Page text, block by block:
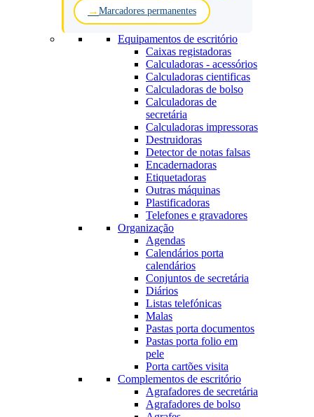
Marcadores permanentes
Equipamentos de escritório
Caixas registadoras
Calculadoras - acessórios
Calculadoras cientificas
Calculadoras de bolso
Calculadoras de
secretária
Calculadoras impressoras
Destruidoras
Detector de notas falsas
Encadernadoras
Etiquetadoras
Outras máquinas
Plastificadoras
Telefones e gravadores
Organização
Agendas
Calendários porta
calendários
Conjuntos de secretária
Diários
Listas telefónicas
Malas
Pastas porta documentos
Pastas porta folio em
pele
Porta cartões visita
Complementos de escritório
Agrafadores de secretária
Agrafadores de bolso